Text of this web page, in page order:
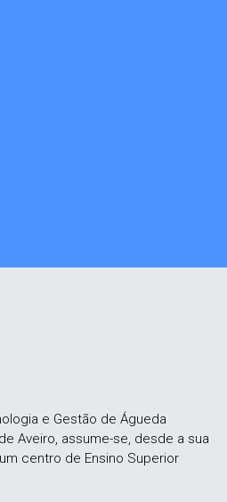
e Gestão de Águeda
Aveiro, assume-se, desde a sua
centro de Ensino Superior